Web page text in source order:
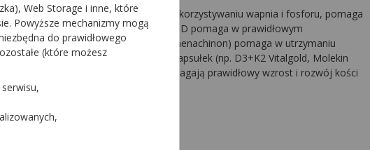
w prawidłowym wchłanianiu i wykorzystywaniu wapnia i fosforu, pomaga
funkcjonowanie mięśni. Witamina D pomaga w prawidłowym
niedobory witaminy D. Witamina K (menachinon) pomaga w utrzymaniu
najczęściej w formie tabletek bądź kapsułek (np. D3+K2 Vitalgold, Molekin
dla dzieci i niemowląt wspomagają prawidłowy wzrost i rozwój kości
Web Storage i inne, które
Powyższe mechanizmy mogą
do prawidłowego
(które możesz